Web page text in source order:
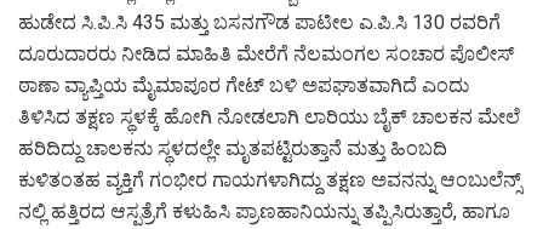
ಹುಡೇದ ಸಿ.ಪಿ.ಸಿ 435 ಮತ್ತು ಬಸನಗೌಡ ಪಾಟೀಲ ಎ.ಪಿ.ಸಿ 130 ರವರಿಗೆ
ದೂರುದಾರರು ನೀಡಿದ ಮಾಹಿತಿ ಮೇರೆಗೆ ನೆಲಮಂಗಲ ಸಂಚಾರ ಪೊಲೀಸ್
ಠಾಣಾ ವ್ಯಾಪ್ತಿಯ ಮೈಮಾಪೂರ ಗೇಟ್ ಬಳಿ ಅಪಘಾತವಾಗಿದೆ ಎಂದು
ತಿಳಿಸಿದ ತಕ್ಷಣ ಸ್ಥಳಕ್ಕೆ ಹೋಗಿ ನೋಡಲಾಗಿ ಲಾರಿಯು ಬೈಕ್ ಚಾಲಕನ ಮೇಲೆ
ಹರಿದಿದ್ದು ಚಾಲಕನು ಸ್ಥಳದಲ್ಲೇ ಮೃತಪಟ್ಟಿರುತ್ತಾನೆ ಮತ್ತು ಹಿಂಬದಿ
ಕುಳಿತಂತಹ ವ್ಯಕ್ತಿಗೆ ಗಂಭೀರ ಗಾಯಗಳಾಗಿದ್ದು ತಕ್ಷಣ ಅವನನ್ನು ಆಂಬುಲೆನ್ಸ್
ನಲ್ಲಿ ಹತ್ತಿರದ ಆಸ್ಪತ್ರೆಗೆ ಕಳುಹಿಸಿ ಪ್ರಾಣಹಾನಿಯನ್ನು ತಪ್ಪಿಸಿರುತ್ತಾರೆ, ಹಾಗೂ